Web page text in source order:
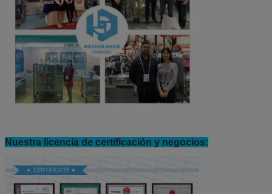
Nuestra licencia de certificación y negocios: